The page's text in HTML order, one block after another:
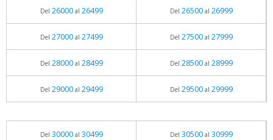
Del 26000al 26499 Del 26500al 26999
Del 27000al 27499 Del 27500al 27999
Del 28000al 28499 Del 28500al 28999
Del 29000al 29499 Del 29500al 29999
Del 30000al 30499 Del 30500al 30999